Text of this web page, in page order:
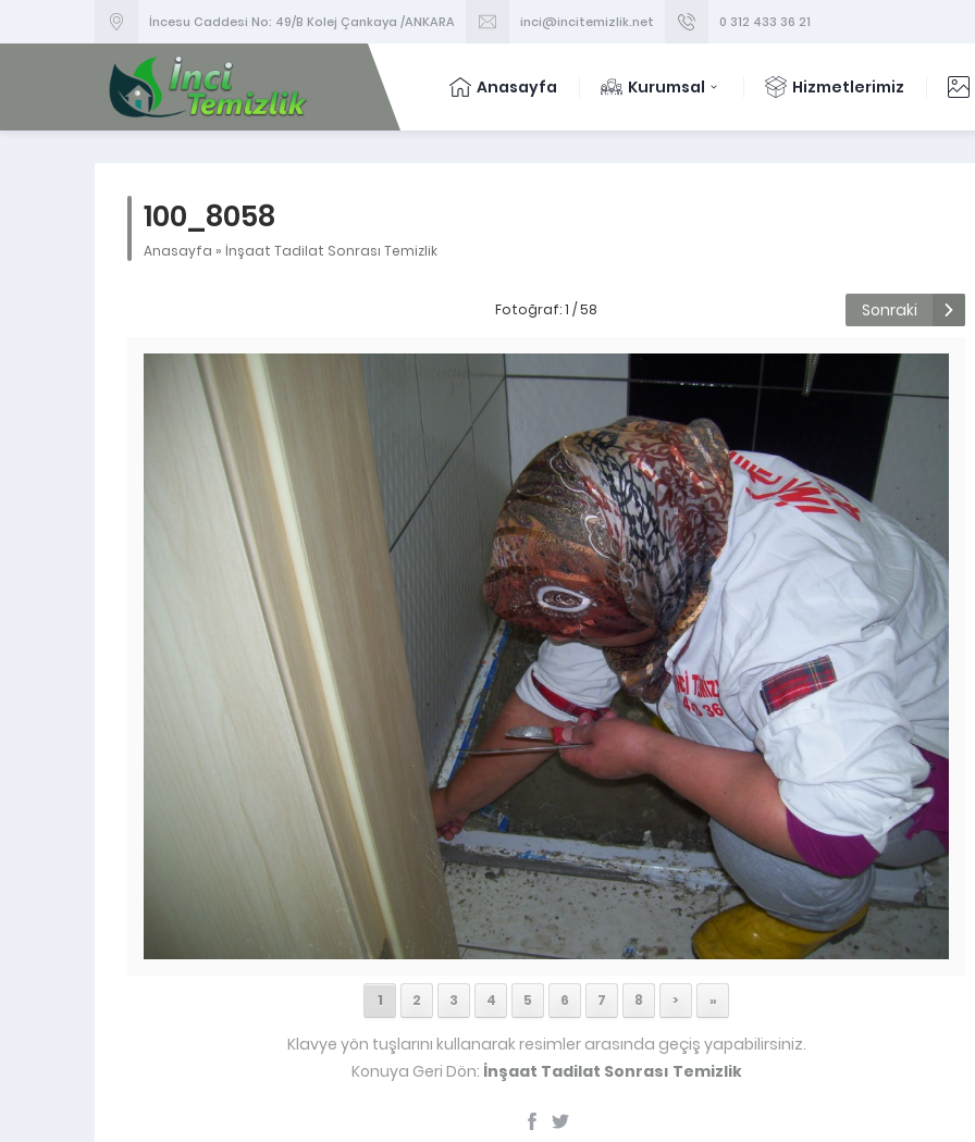
İncesu Caddesi No: 49/B Kolej Çankaya /ANKARA inci@incitemizlik.net 0 312 433 36 21
Anasayfa Kurumsal Hizmetlerimiz
100_8058
Anasayfa » İnşaat Tadilat Sonrası Temizlik
Fotoğraf: 1 / 58 Sonraki
1 2 3 4 5 6 7 8 > »
Klavye yön tuşlarını kullanarak resimler arasında geçiş yapabilirsiniz.
Konuya Geri Dön: İnşaat Tadilat Sonrası Temizlik